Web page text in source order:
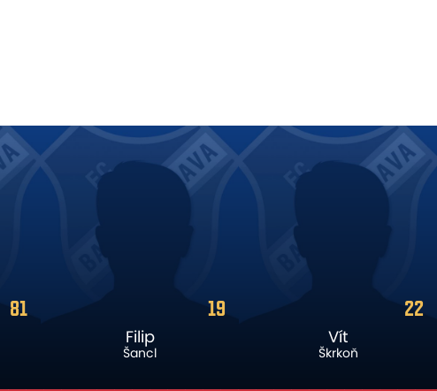
19 22
Vít
Škrkoň
6
Karel
Pojezný